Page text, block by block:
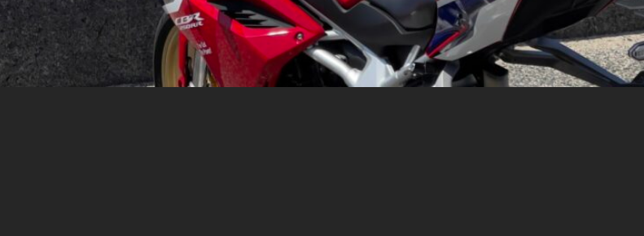
Nakeinos
world
|
ナ